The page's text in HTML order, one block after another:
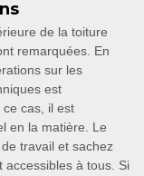
de la toiture
remarquées. En
sur les
est
cas, il est
en la matière. Le
travail et sachez
accessibles à tous. Si